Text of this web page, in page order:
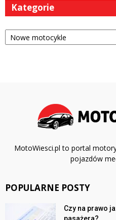
Kategorie
Kategorie
MotoWiesci.pl to portal
pojazdów
POPULARNE POSTY
Czy na prawo